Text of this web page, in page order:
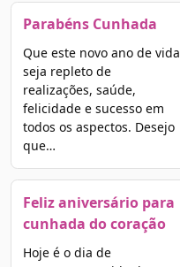
Parabéns Cunhada
Que este novo ano de vida
seja repleto de
realizações, saúde,
felicidade e sucesso em
todos os aspectos. Desejo
que…
Feliz aniversário para
cunhada do coração
Hoje é o dia de